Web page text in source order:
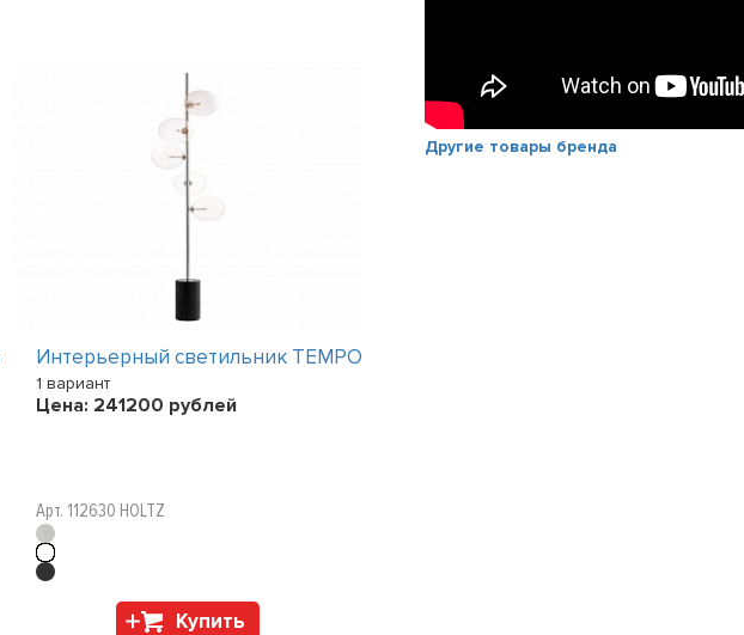
Интерьерный светильник TEMPO
1 вариант
Цена: 241200 рублей
Арт. 112630 HOLTZ
Купить
Другие товары бренда